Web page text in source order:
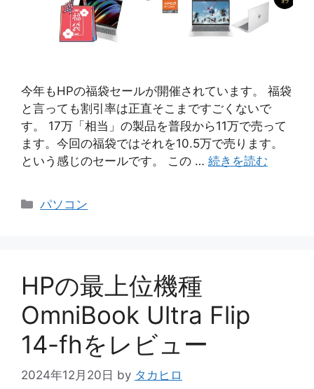
今年もHPの福袋セールが開催されています。 福袋
と言っても割引率は正直そこまですごくないで
す。 17万「相当」の製品を普段から11万で売って
ます。今回の福袋ではそれを10.5万で売ります。
という感じのセールです。 この … 続きを読む
カ
パソコン
HPの最上位機種
OmniBook Ultra Flip
14-fhをレビュー
2024年12月20日 by タカヒロ